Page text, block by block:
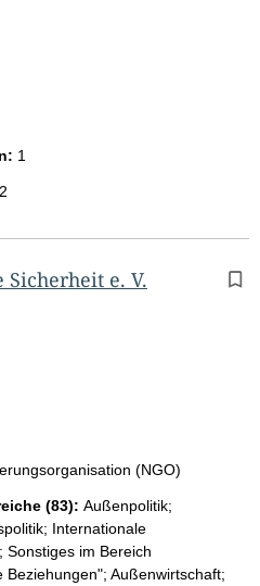
1
2
e. V.
(NGO)
(83): Außenpolitik;
Internationale
Sonstiges im Bereich
Außenwirtschaft;